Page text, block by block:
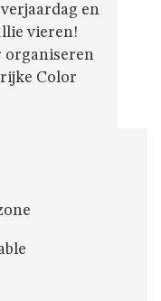
en
vieren!
organiseren
Color